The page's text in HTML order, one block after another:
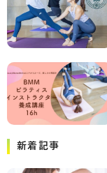
新着記事